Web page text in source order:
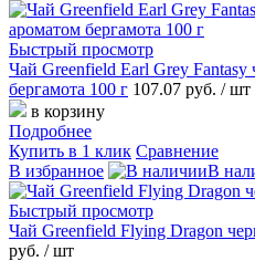
Быстрый просмотр
Чай Greenfield Earl Grey
бергамота 100 г 107.07 руб. / шт
в корзину
Подробнее
Купить в 1 клик Сравнение
В избранное
В
Быстрый просмотр
Чай Greenfield Flying Dragon
руб. / шт